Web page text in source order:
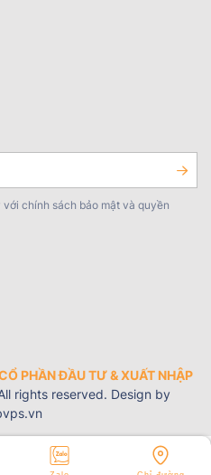
chính sách bảo mật và quyền
PHẦN ĐẦU TƯ & XUẤT NHẬP
rights reserved. Design by